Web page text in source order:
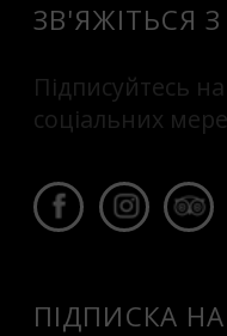
ЗВ'ЯЖІТЬСЯ
Підписуйтесь
соціальних
ПІДПИСКА